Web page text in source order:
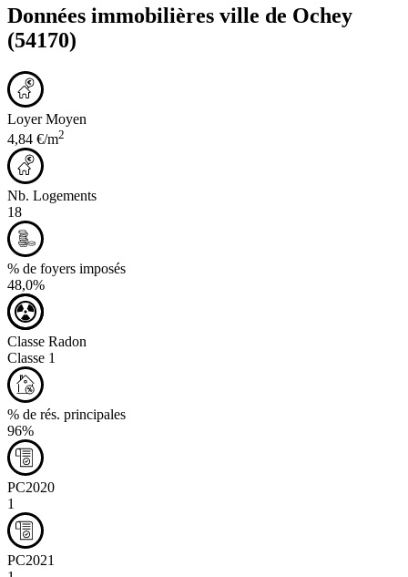
Données immobilières ville de Ochey
(54170)
Loyer Moyen
4,84 €/m2
Nb. Logements
18
% de foyers imposés
48,0%
Classe Radon
Classe 1
% de rés. principales
96%
PC2020
1
PC2021